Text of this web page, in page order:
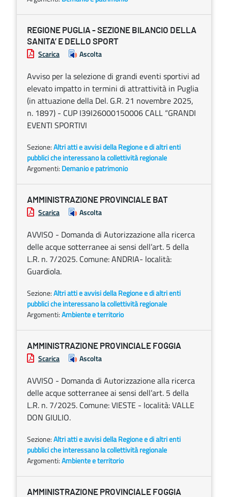
REGIONE PUGLIA - SEZIONE BILANCIO DELLA
SANITA’ E DELLO SPORT
Scarica Ascolta
Avviso per la selezione di grandi eventi sportivi ad
elevato impatto in termini di attrattività in Puglia
(in attuazione della Del. G.R. 21 novembre 2025,
n. 1897) - CUP I39I26000150006 CALL “GRANDI
EVENTI SPORTIVI
Sezione:Altri atti e avvisi della Regione e di altri enti
pubblici che interessano la collettività regionale
Argomenti: Demanio e patrimonio
AMMINISTRAZIONE PROVINCIALE BAT
Scarica Ascolta
AVVISO - Domanda di Autorizzazione alla ricerca
delle acque sotterranee ai sensi dell’art. 5 della
L.R. n. 7/2025. Comune: ANDRIA- località:
Guardiola.
Sezione:Altri atti e avvisi della Regione e di altri enti
pubblici che interessano la collettività regionale
Argomenti:Ambiente e territorio
AMMINISTRAZIONE PROVINCIALE FOGGIA
Scarica Ascolta
AVVISO - Domanda di Autorizzazione alla ricerca
delle acque sotterranee ai sensi dell’art. 5 della
L.R. n. 7/2025. Comune: VIESTE - località: VALLE
DON GIULIO.
Sezione:Altri atti e avvisi della Regione e di altri enti
pubblici che interessano la collettività regionale
Argomenti:Ambiente e territorio
AMMINISTRAZIONE PROVINCIALE FOGGIA